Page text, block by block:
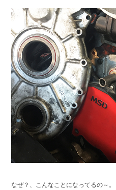
なぜ？、こんなことになってるの～。